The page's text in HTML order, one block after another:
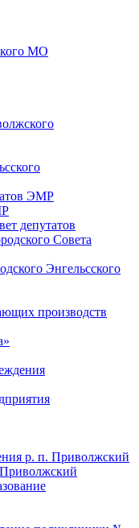
МО
ЭМР
депутатов
Совета
Энгельсского
производств
р. п. Приволжский